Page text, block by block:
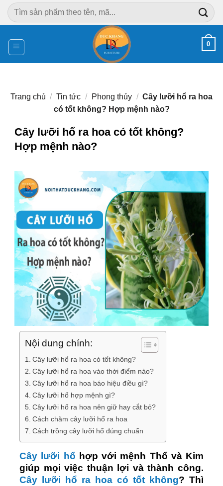
Chuyển
đến
dung
Tìm
kiếm:
0
Trang chủ / Tin tức / Phong thủy / Cây lưỡi hổ ra hoa
có tốt không? Hợp mệnh nào?
Cây lưỡi hổ ra hoa có tốt không?
Hợp mệnh nào?
Nội dung chính:
Cây lưỡi hổ ra hoa có tốt không?
Cây lưỡi hổ ra hoa vào thời điểm nào?
Cây lưỡi hổ ra hoa báo hiệu điều gì?
Cây lưỡi hổ hợp mệnh gì?
Cây lưỡi hổ ra hoa nên giữ hay cắt bỏ?
Cách chăm cây lưỡi hổ ra hoa
Cách trồng cây lưỡi hổ đúng chuẩn
Cây lưỡi hổ hợp với mệnh Thổ và Kim
giúp mọi việc thuận lợi và thành công.
Cây lưỡi hổ ra hoa có tốt không? Thì